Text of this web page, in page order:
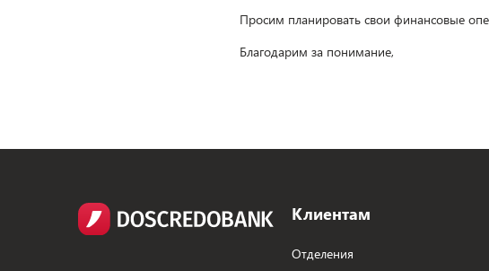
Просим планировать свои финансовые
Благодарим за понимание,
Клиентам
Отделения